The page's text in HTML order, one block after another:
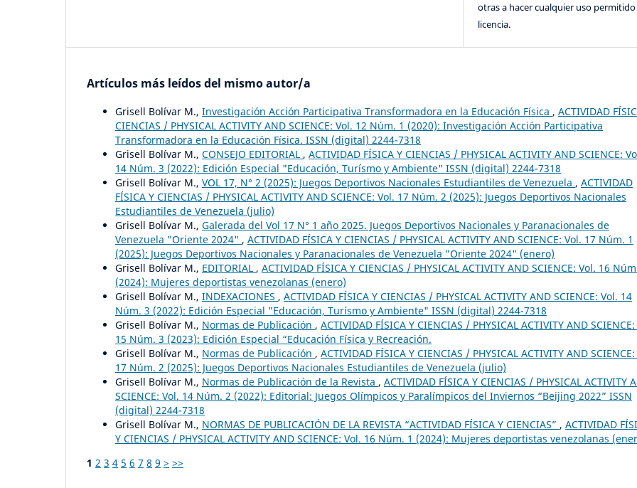
otras a hacer cualquier uso
licencia.
Artículos más leídos del mismo autor/a
Grisell Bolívar M., Investigación Acción Participativa Transformadora en la Educación Física , ACTIVIDAD
CIENCIAS / PHYSICAL ACTIVITY AND SCIENCE: Vol. 12 Núm. 1 (2020): Investigación Acción Participativa
Transformadora en la Educación Física. ISSN (digital) 2244-7318
Grisell Bolívar M., CONSEJO EDITORIAL , ACTIVIDAD FÍSICA Y CIENCIAS / PHYSICAL ACTIVITY AND SCIENCE:
14 Núm. 3 (2022): Edición Especial "Educación, Turísmo y Ambiente" ISSN (digital) 2244-7318
Grisell Bolívar M., VOL 17, N° 2 (2025): Juegos Deportivos Nacionales Estudiantiles de Venezuela , ACTIVIDAD
FÍSICA Y CIENCIAS / PHYSICAL ACTIVITY AND SCIENCE: Vol. 17 Núm. 2 (2025): Juegos Deportivos Nacionales
Estudiantiles de Venezuela (julio)
Grisell Bolívar M., Galerada del Vol 17 N° 1 año 2025. Juegos Deportivos Nacionales y Paranacionales de
Venezuela "Oriente 2024" , ACTIVIDAD FÍSICA Y CIENCIAS / PHYSICAL ACTIVITY AND SCIENCE: Vol. 17 Núm. 1
(2025): Juegos Deportivos Nacionales y Paranacionales de Venezuela "Oriente 2024" (enero)
Grisell Bolívar M., EDITORIAL , ACTIVIDAD FÍSICA Y CIENCIAS / PHYSICAL ACTIVITY AND SCIENCE: Vol. 16
(2024): Mujeres deportistas venezolanas (enero)
Grisell Bolívar M., INDEXACIONES , ACTIVIDAD FÍSICA Y CIENCIAS / PHYSICAL ACTIVITY AND SCIENCE: Vol. 14
Núm. 3 (2022): Edición Especial "Educación, Turísmo y Ambiente" ISSN (digital) 2244-7318
Grisell Bolívar M., Normas de Publicación , ACTIVIDAD FÍSICA Y CIENCIAS / PHYSICAL ACTIVITY AND
15 Núm. 3 (2023): Edición Especial “Educación Física y Recreación.
Grisell Bolívar M., Normas de Publicación , ACTIVIDAD FÍSICA Y CIENCIAS / PHYSICAL ACTIVITY AND
17 Núm. 2 (2025): Juegos Deportivos Nacionales Estudiantiles de Venezuela (julio)
Grisell Bolívar M., Normas de Publicación de la Revista , ACTIVIDAD FÍSICA Y CIENCIAS / PHYSICAL ACTIVITY
SCIENCE: Vol. 14 Núm. 2 (2022): Editorial: Juegos Olímpicos y Paralímpicos del Inviernos “Beijing 2022” ISSN
(digital) 2244-7318
Grisell Bolívar M., NORMAS DE PUBLICACIÓN DE LA REVISTA “ACTIVIDAD FÍSICA Y CIENCIAS” , ACTIVIDAD
Y CIENCIAS / PHYSICAL ACTIVITY AND SCIENCE: Vol. 16 Núm. 1 (2024): Mujeres deportistas venezolanas
1 2 3 4 5 6 7 8 9 > >>